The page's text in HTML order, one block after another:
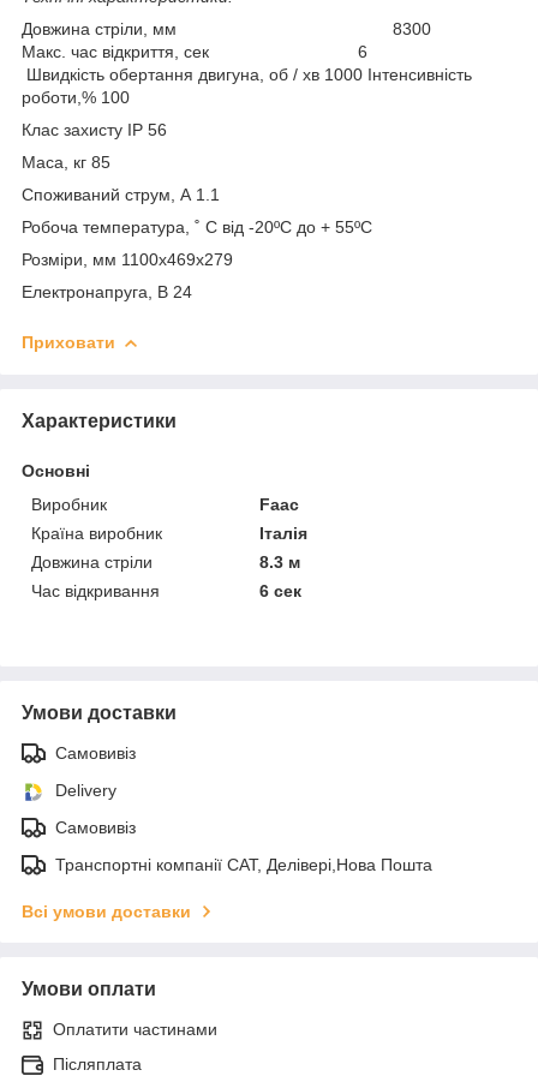
Довжина стріли, мм 8300
Макс. час відкриття, сек 6
Швидкість обертання двигуна, об / хв 1000 Інтенсивність
роботи,% 100
Клас захисту IP 56
Маса, кг 85
Споживаний струм, А 1.1
Робоча температура, ˚ С від -20ºС до + 55ºС
Розміри, мм 1100х469х279
Електронапруга, В 24
Приховати
Характеристики
Основні
Виробник
Faac
Країна виробник
Італія
Довжина стріли
8.3 м
Час відкривання
6 сек
Умови доставки
Самовивіз
Delivery
Самовивіз
Транспортні компанії САТ, Делівері,Нова Пошта
Всі умови доставки
Умови оплати
Оплатити частинами
Післяплата